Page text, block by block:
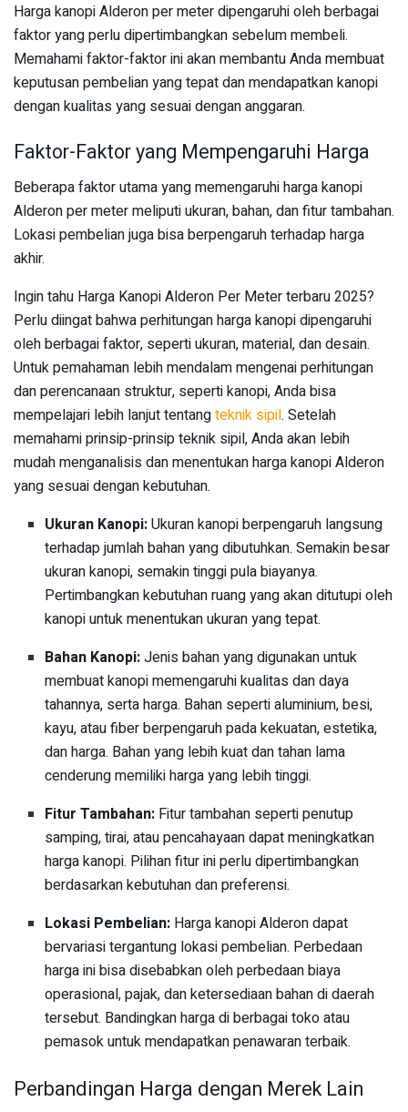
Harga kanopi Alderon per meter dipengaruhi oleh berbagai
faktor yang perlu dipertimbangkan sebelum membeli.
Memahami faktor-faktor ini akan membantu Anda membuat
keputusan pembelian yang tepat dan mendapatkan kanopi
dengan kualitas yang sesuai dengan anggaran.
Faktor-Faktor yang Mempengaruhi Harga
Beberapa faktor utama yang memengaruhi harga kanopi
Alderon per meter meliputi ukuran, bahan, dan fitur tambahan.
Lokasi pembelian juga bisa berpengaruh terhadap harga
akhir.
Ingin tahu Harga Kanopi Alderon Per Meter terbaru 2025?
Perlu diingat bahwa perhitungan harga kanopi dipengaruhi
oleh berbagai faktor, seperti ukuran, material, dan desain.
Untuk pemahaman lebih mendalam mengenai perhitungan
dan perencanaan struktur, seperti kanopi, Anda bisa
mempelajari lebih lanjut tentangteknik sipil. Setelah
memahami prinsip-prinsip teknik sipil, Anda akan lebih
mudah menganalisis dan menentukan harga kanopi Alderon
yang sesuai dengan kebutuhan.
Ukuran Kanopi:Ukuran kanopi berpengaruh langsung
terhadap jumlah bahan yang dibutuhkan. Semakin besar
ukuran kanopi, semakin tinggi pula biayanya.
Pertimbangkan kebutuhan ruang yang akan ditutupi oleh
kanopi untuk menentukan ukuran yang tepat.
Bahan Kanopi:Jenis bahan yang digunakan untuk
membuat kanopi memengaruhi kualitas dan daya
tahannya, serta harga. Bahan seperti aluminium, besi,
kayu, atau fiber berpengaruh pada kekuatan, estetika,
dan harga. Bahan yang lebih kuat dan tahan lama
cenderung memiliki harga yang lebih tinggi.
Fitur Tambahan: Fitur tambahan seperti penutup
samping, tirai, atau pencahayaan dapat meningkatkan
harga kanopi. Pilihan fitur ini perlu dipertimbangkan
berdasarkan kebutuhan dan preferensi.
Lokasi Pembelian: Harga kanopi Alderon dapat
bervariasi tergantung lokasi pembelian. Perbedaan
harga ini bisa disebabkan oleh perbedaan biaya
operasional, pajak, dan ketersediaan bahan di daerah
tersebut. Bandingkan harga di berbagai toko atau
pemasok untuk mendapatkan penawaran terbaik.
Perbandingan Harga dengan Merek Lain